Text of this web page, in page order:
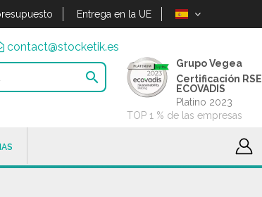
Entrega en la UE
contact@stocketik.es

Grupo Vegea
Certificación RSE
ECOVADIS
Platino 2023
TOP 1 % de las empresas